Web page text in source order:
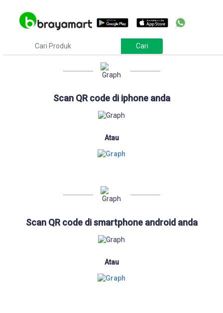
Download
Scan QR code di iphone anda
Atau
Scan QR code di smartphone android anda
Atau